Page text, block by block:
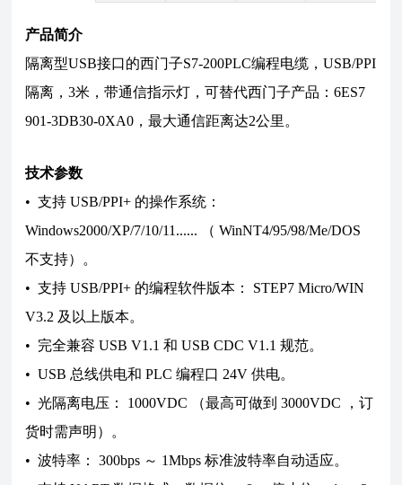
产品简介
隔离型USB接口的西门子S7-200PLC编程电缆，USB/PPI
隔离，3米，带通信指示灯，可替代西门子产品：6ES7
901-3DB30-0XA0，最大通信距离达2公里。
技术参数
• 支持 USB/PPI+ 的操作系统：
Windows2000/XP/7/10/11...... （ WinNT4/95/98/Me/DOS
不支持）。
• 支持 USB/PPI+ 的编程软件版本： STEP7 Micro/WIN
V3.2 及以上版本。
• 完全兼容 USB V1.1 和 USB CDC V1.1 规范。
• USB 总线供电和 PLC 编程口 24V 供电。
• 光隔离电压： 1000VDC （最高可做到 3000VDC ，订
货时需声明）。
• 波特率： 300bps ～ 1Mbps 标准波特率自动适应。